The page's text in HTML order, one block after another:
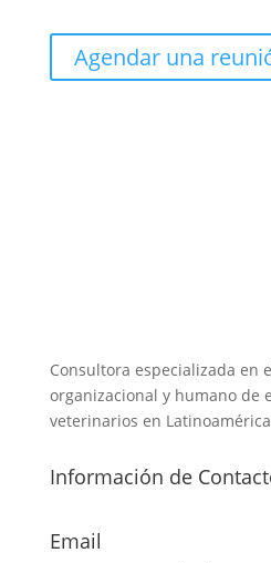
Agendar una
Consultora especializada en
organizacional y humano de
veterinarios en
Información de
Email